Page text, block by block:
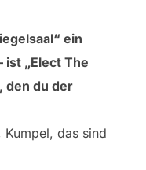
ein
ist „Elect The
den du der
das sind